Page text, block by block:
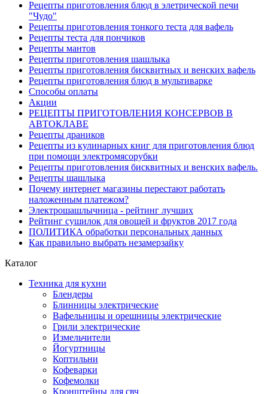
Рецепты приготовления блюд в элетрической печи
"Чудо"
Рецепты приготовления тонкого теста для вафель
Рецепты теста для пончиков
Рецепты мантов
Рецепты приготовления шашлыка
Рецепты приготовления бисквитных и венских вафель
Рецепты приготовления блюд в мультиварке
Способы оплаты
Акции
РЕЦЕПТЫ ПРИГОТОВЛЕНИЯ КОНСЕРВОВ В
АВТОКЛАВЕ
Рецепты драников
Рецепты из кулинарных книг для приготовления блюд
при помощи электромясорубки
Рецепты приготовления бисквитных и венских вафель.
Рецепты шашлыка
Почему интернет магазины перестают работать
наложенным платежом?
Электрошашлычница - рейтинг лучших
Рейтинг сушилок для овощей и фруктов 2017 года
ПОЛИТИКА обработки персональных данных
Как правильно выбрать незамерзайку
Каталог
Техника для кухни
Блендеры
Блинницы электрические
Вафельницы и орешницы электрические
Грили электрические
Измельчители
Йогуртницы
Коптильни
Кофеварки
Кофемолки
Кронштейны для свч